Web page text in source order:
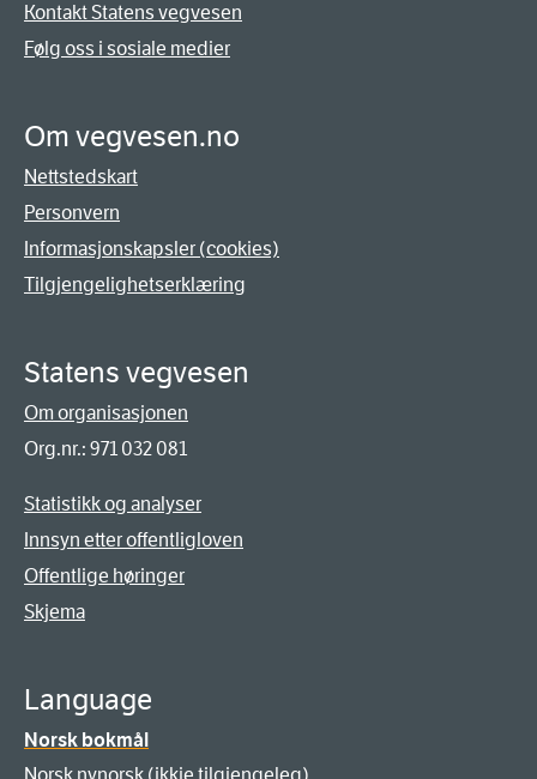
Kontakt Statens vegvesen
Følg oss i sosiale medier
Om vegvesen.no
Nettstedskart
Personvern
Informasjonskapsler (cookies)
Tilgjengelighetserklæring
Statens vegvesen
Om organisasjonen
Org.nr.: 971 032 081
Statistikk og analyser
Innsyn etter offentligloven
Offentlige høringer
Skjema
Language
Norsk bokmål